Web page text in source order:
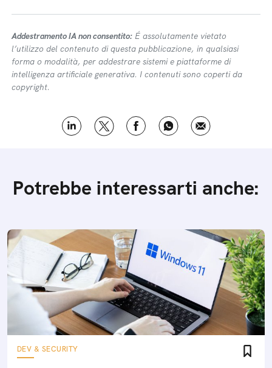
Addestramento IA non consentito: É assolutamente vietato
l’utilizzo del contenuto di questa pubblicazione, in qualsiasi
forma o modalità, per addestrare sistemi e piattaforme di
intelligenza artificiale generativa. I contenuti sono coperti da
copyright.
Potrebbe interessarti anche:
DEV & SECURITY